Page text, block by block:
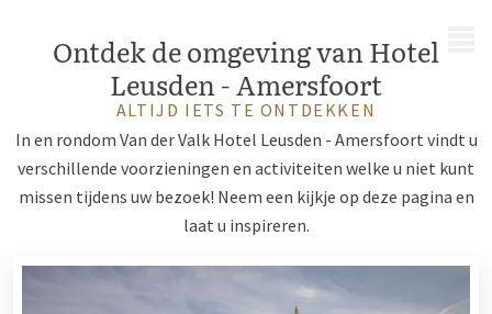
Ontdek de omgeving van Hotel
Leusden - Amersfoort
ALTIJD IETS TE ONTDEKKEN
In en rondom Van der Valk Hotel Leusden - Amersfoort vindt u
verschillende voorzieningen en activiteiten welke u niet kunt
missen tijdens uw bezoek! Neem een kijkje op deze pagina en
laat u inspireren.